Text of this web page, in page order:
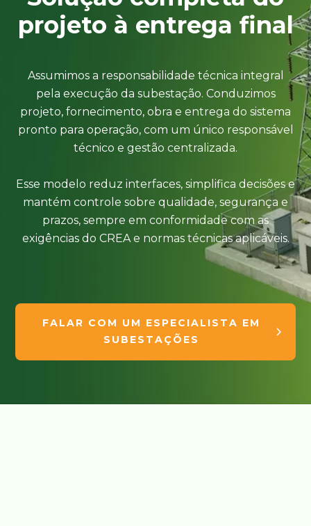
projeto à entrega final
Assumimos a responsabilidade técnica integral
pela execução da subestação. Conduzimos
projeto, fornecimento, obra e entrega do sistema
pronto para operação, com um único responsável
técnico e gestão centralizada.
Esse modelo reduz interfaces, simplifica decisões e
mantém controle sobre qualidade, segurança e
prazos, sempre em conformidade com as
exigências do CREA e normas técnicas aplicáveis.
FALAR COM UM ESPECIALISTA EM
SUBESTAÇÕES